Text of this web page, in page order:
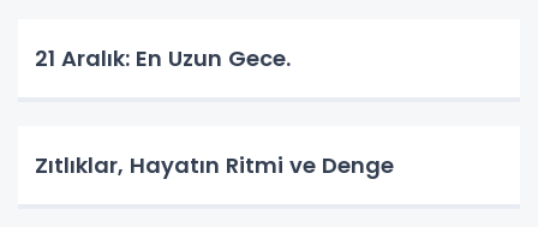
​21 Aralık: En Uzun Gece.
Zıtlıklar, Hayatın Ritmi ve Denge